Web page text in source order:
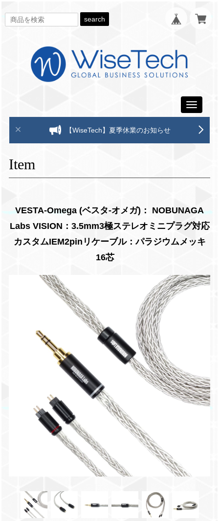
search
Toggle
【WiseTech】夏季休業のお知らせ
Item
VESTA-Omega (ベスタ-オメガ)： NOBUNAGA
Labs VISION：3.5mm3極ステレオミニプラグ対応
カスタムIEM2pinリケーブル：パラジウムメッキ
16芯